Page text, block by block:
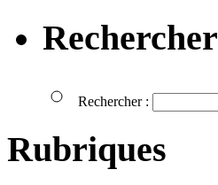
Rechercher
Rechercher :
Rubriques